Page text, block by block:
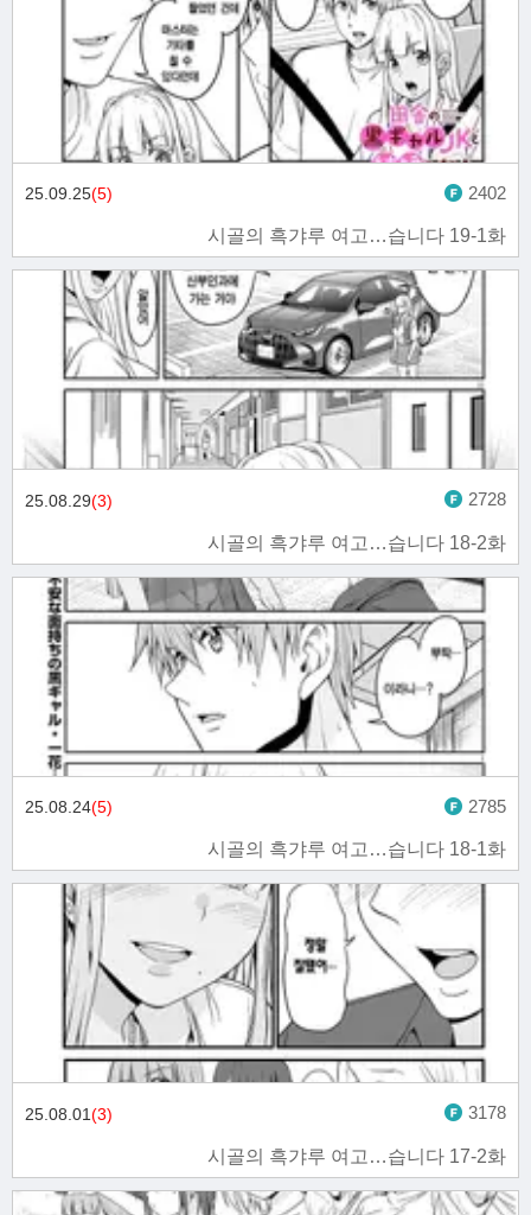
시골의 흑갸루 여고…습니다 19-1화
25.09.25(5) 2402
시골의 흑갸루 여고…습니다 18-2화
25.08.29(3) 2728
시골의 흑갸루 여고…습니다 18-1화
25.08.24(5) 2785
시골의 흑갸루 여고…습니다 17-2화
25.08.01(3) 3178